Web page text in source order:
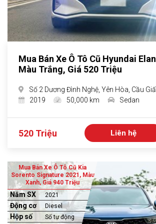
Mua Bán Xe Ô Tô Cũ Hyundai
Màu Trắng, Giá 520 Triệu
Số 2 Dương Đình Nghệ, Yên Hòa, Cầu
2019
50,000 km Sedan
520 Triệu Liên hệ
Mua Bán Xe Ô Tô Cũ Kia
Sorento Signature 2021, Màu
Xanh, Giá 940 Triệu
Năm SX 2021
Động cơ Diesel
Hộp số Số tự động